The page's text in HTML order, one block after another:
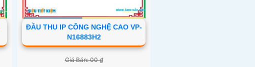
ĐẦU THU IP CÔNG NGHỆ CAO VP-
N16883H2
Giá Bán: 00 ₫